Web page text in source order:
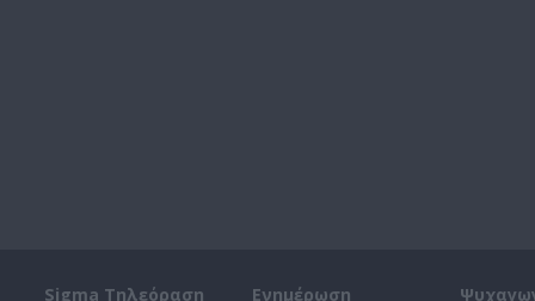
Sigma Τηλεόραση
Ενημέρωση